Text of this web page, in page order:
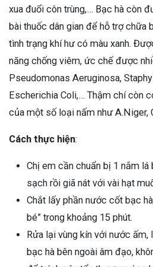
xua đuổi côn trùng,… Bạc hà còn
bài thuốc dân gian để hỗ trợ chữa
tình trạng khí hư có màu xanh.
năng chống viêm, ức chế được
Pseudomonas Aeruginosa,
Escherichia Coli,… Thậm chí còn
của một số loại nấm như A.Niger,
Cách thực hiện:
Chị em cần chuẩn bị 1 nắm
sạch rồi giã nát với vài hạt
Chắt lấy phần nước cốt bạc
bé” trong khoảng 15 phút.
Rửa lại vùng kín với nước
bạc hà bên ngoài âm đạo,